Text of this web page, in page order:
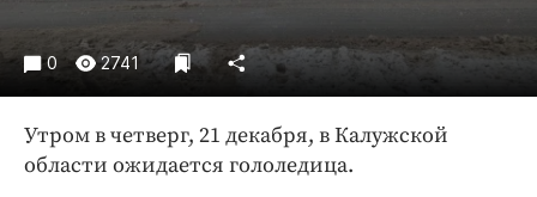
ПРОЕКТЫ
Блоги
Издания
Медиаперсона
Интересное чтиво
0 2741
Утром в четверг, 21 декабря, в Калужской
области ожидается гололедица.